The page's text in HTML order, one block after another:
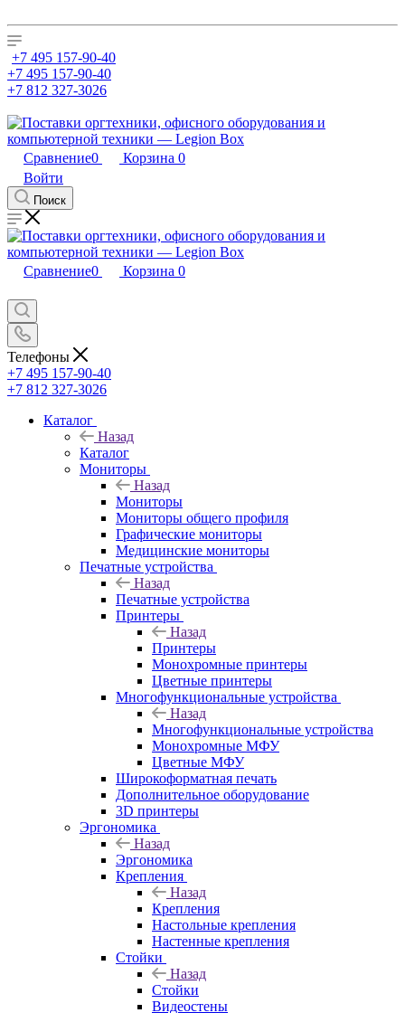
+7 495 157-90-40
+7 495 157-90-40
+7 812 327-3026
Сравнение0 Корзина 0
Войти
Поиск
Сравнение0 Корзина 0
Телефоны
+7 495 157-90-40
+7 812 327-3026
Каталог
Назад
Каталог
Мониторы
Назад
Мониторы
Мониторы общего профиля
Графические мониторы
Медицинские мониторы
Печатные устройства
Назад
Печатные устройства
Принтеры
Назад
Принтеры
Моноxромныe принтеры
Цвeтныe принтеры
Многофункциональные устройства
Назад
Многофункциональные устройства
Монохромные МФУ
Цветные МФУ
Широкоформатная печать
Дополнительное оборудование
3D принтеры
Эргономика
Назад
Эргономика
Крепления
Назад
Крепления
Настольные крепления
Настенные крепления
Стойки
Назад
Стойки
Видеостены